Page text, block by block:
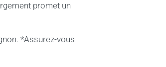
promet un
*Assurez-vous